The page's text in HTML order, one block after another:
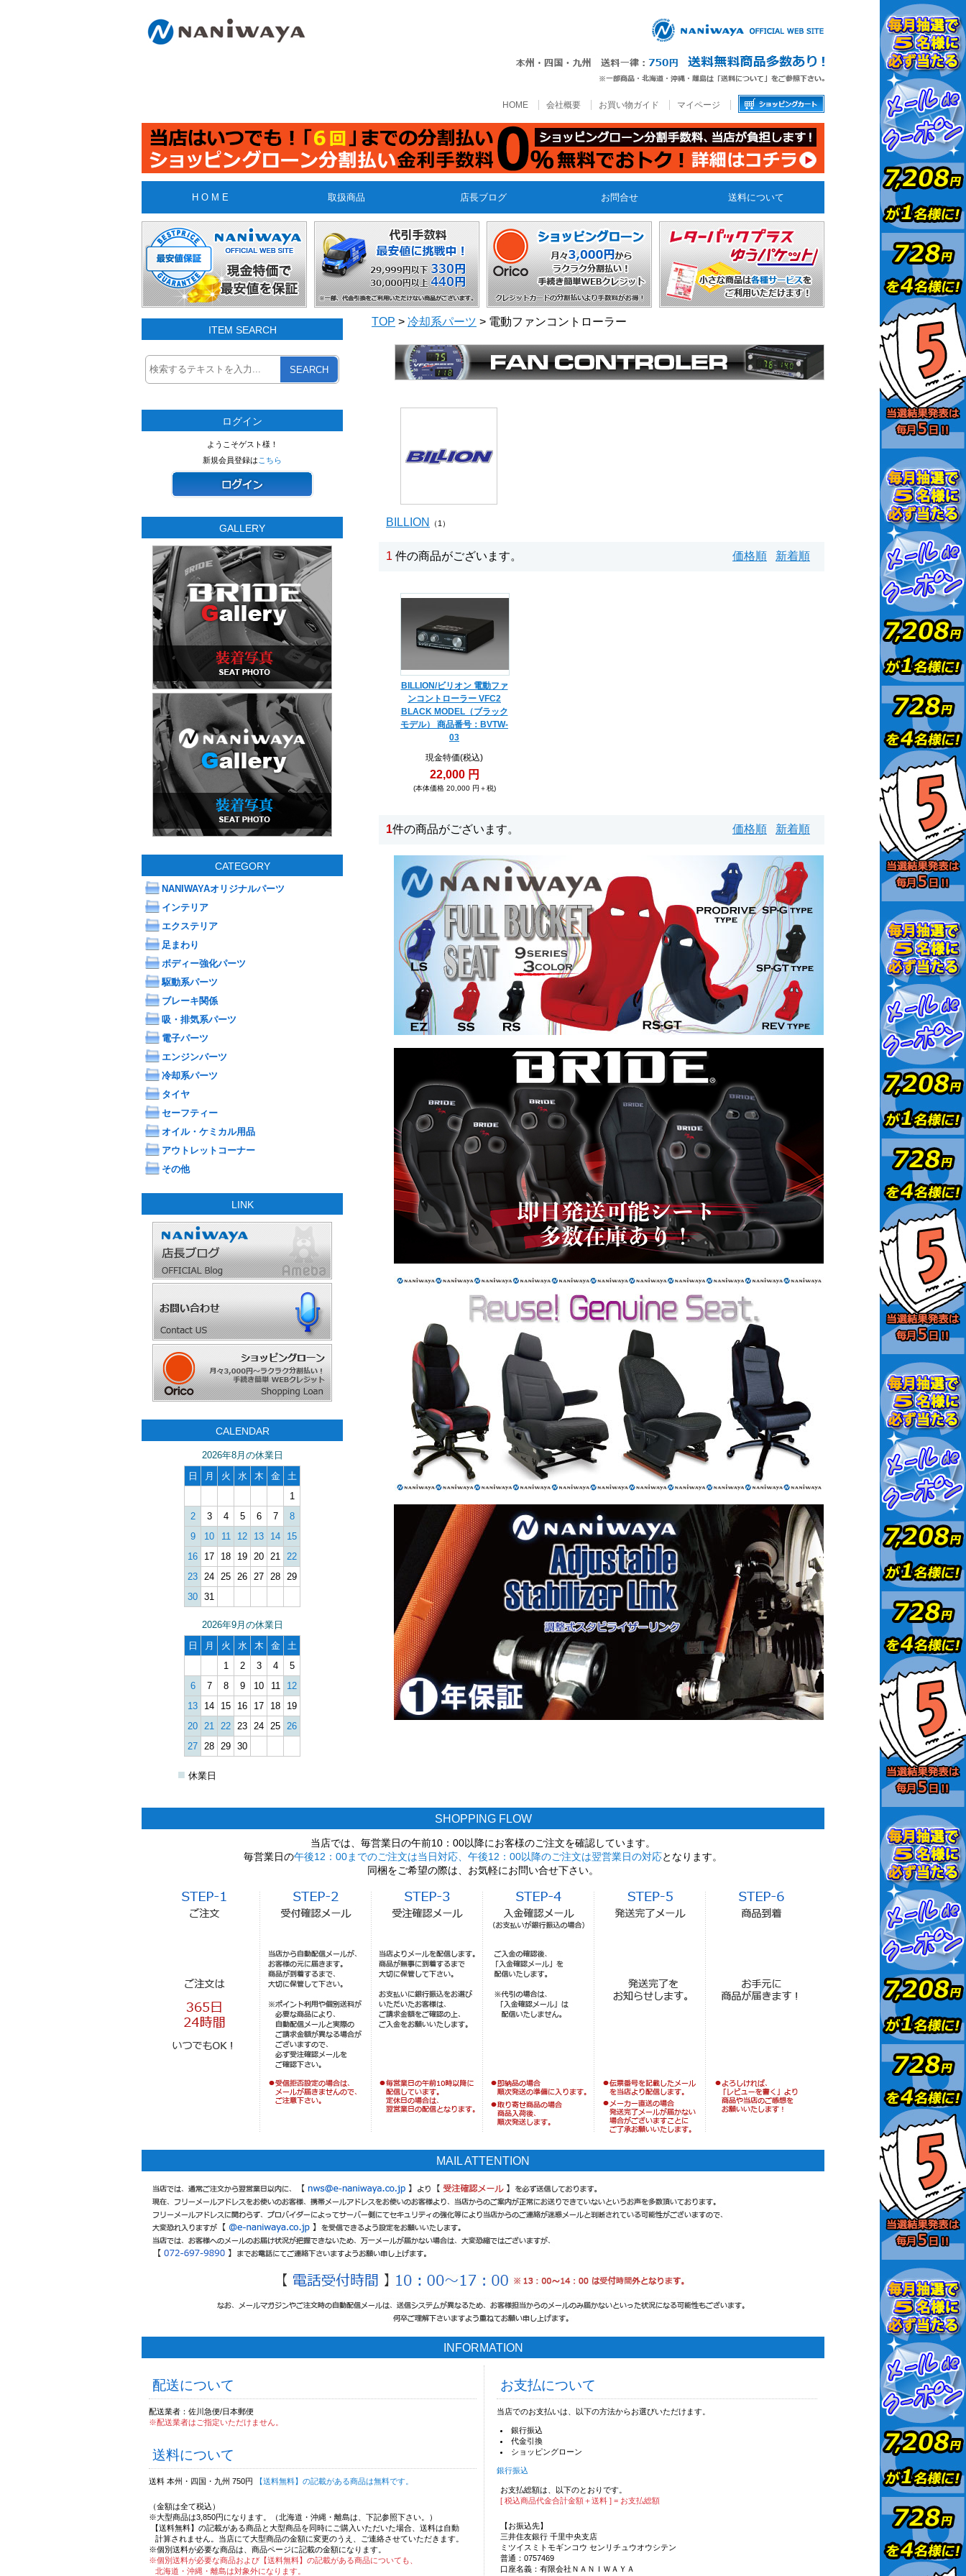
HOME 会社概要 お買い物ガイド マイページ
H O M E 取扱商品 店長ブログ お問合せ 送料について
ITEM SEARCH
SEARCH
ログイン
ようこそゲスト様！
新規会員登録は こちら
GALLERY
CATEGORY
NANIWAYAオリジナルパーツ
インテリア
エクステリア
足まわり
ボディー強化パーツ
駆動系パーツ
ブレーキ関係
吸・排気系パーツ
電子パーツ
エンジンパーツ
冷却系パーツ
タイヤ
セーフティー
オイル・ケミカル用品
アウトレットコーナー
その他
LINK
CALENDAR
2026年8月の休業日
日
月 火 水 木 金
土
1
2
3 4 5 6 7
8
9
10 11 12 13 14
15
16
17 18 19 20 21 22
23 24 25 26 27 28 29
30 31
2026年9月の休業日
日
月 火 水 木 金
土
1
2 3 4
5
6
7 8 9 10 11
12
13
14 15 16 17 18
19
20 21 22 23 24 25 26
27 28 29 30
■ 休業日
TOP > 冷却系パーツ > 電動ファンコントローラー
BILLION （1）
1 件の商品がございます。 価格順 新着順
BILLION/ビリオン 電動ファ
ンコントローラー VFC2
BLACK MODEL（ブラック
モデル） 商品番号：BVTW-
03
現金特価(税込)
22,000 円
(本体価格 20,000 円＋税)
1件の商品がございます。 価格順 新着順
SHOPPING FLOW
当店では、毎営業日の午前10：00以降にお客様のご注文を確認しています。
毎営業日の午後12：00までのご注文は当日対応、午後12：00以降のご注文は翌営業日の対応となります。
同梱をご希望の際は、お気軽にお問い合せ下さい。
MAIL ATTENTION
INFORMATION
配送について
配送業者：佐川急便/日本郵便
※配送業者はご指定いただけません。
送料について
送料 本州・四国・九州 750円 【送料無料】の記載がある商品は無料です。
（金額は全て税込）
※大型商品は3,850円になります。（北海道・沖縄・離島は、下記参照下さい。）
【送料無料】の記載がある商品と大型商品を同時にご購入いただいた場合、送料は自動
計算されません。当店にて大型商品の金額に変更のうえ、ご連絡させていただきます。
※個別送料が必要な商品は、商品ページに記載の金額になります。
※個別送料が必要な商品および【送料無料】の記載がある商品についても、
北海道・沖縄・離島は対象外になります。
お支払について
当店でのお支払いは、以下の方法からお選びいただけます。
銀行振込
代金引換
ショッピングローン
銀行振込
お支払総額は、以下のとおりです。
[ 税込商品代金合計金額＋送料 ] = お支払総額
【お振込先】
三井住友銀行 千里中央支店
ミツイスミトモギンコウ センリチュウオウシテン
普通：0757469
口座名義：有限会社ＮＡＮＩＷＡＹＡ